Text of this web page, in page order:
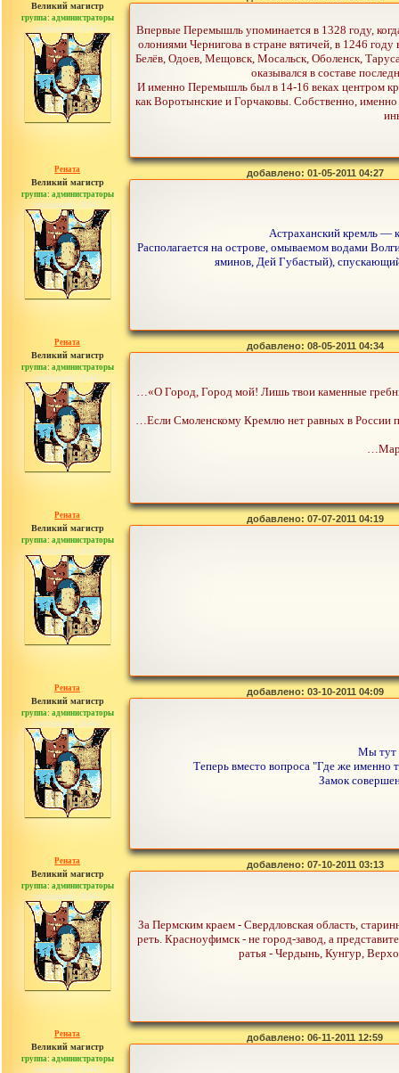
Великий магистр
группа: администраторы
сообщений: 30442
Впервые Перемышль упоминается в 1328 году,
олониями Чернигова в стране вятичей, в 1246
Белёв, Одоев, Мещовск, Мосальск, Оболенск,
оказывался в составе
И именно Перемышль был в 14-16 веках центром
как Воротынские и Горчаковы. Собственно,
Рената
Великий магистр
группа: администраторы
сообщений: 30442
добавлено: 01-05-2011 04:27
Астраханский кремль —
Располагается на острове, омываемом водами
яминов, Дей Губастый),
Рената
Великий магистр
группа: администраторы
сообщений: 30442
добавлено: 08-05-2011 04:34
…«О Город, Город мой! Лишь твои каменные
…Если Смоленскому Кремлю нет равных в России
Рената
Великий магистр
группа: администраторы
сообщений: 30442
добавлено: 07-07-2011 04:19
Рената
Великий магистр
группа: администраторы
сообщений: 30442
добавлено: 03-10-2011 04:09
Мы тут
Теперь вместо вопроса "Где же именно
Замок
Рената
Великий магистр
группа: администраторы
сообщений: 30442
добавлено: 07-10-2011 03:13
За Пермским краем - Свердловская область,
реть. Красноуфимск - не город-завод, а
ратья - Чердынь, Кунгур,
Рената
Великий магистр
группа: администраторы
сообщений: 30442
добавлено: 06-11-2011 12:59